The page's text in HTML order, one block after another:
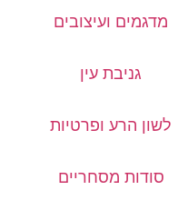
מדגמים ועיצובים
גניבת עין
לשון הרע ופרטיות
סודות מסחריים